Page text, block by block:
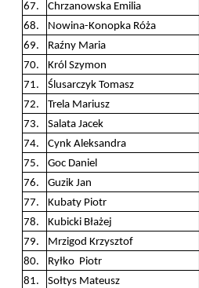
67.
Chrzanowska Emilia
68.
Nowina-Konopka Róża
69.
Raźny Maria
70.
Król Szymon
71.
Ślusarczyk Tomasz
72.
Trela Mariusz
73.
Salata Jacek
74.
Cynk Aleksandra
75.
Goc Daniel
76.
Guzik Jan
77.
Kubaty Piotr
78.
Kubicki Błażej
79.
Mrzigod Krzysztof
80.
Ryłko Piotr
81.
Sołtys Mateusz